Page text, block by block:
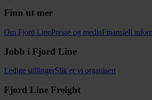
Finn ut mer
Om Fjord LinePresse og mediaFinansiell
Jobb i Fjord Line
Ledige stillingerSlik er vi organisert
Fjord Line Freight